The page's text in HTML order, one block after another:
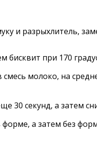
и разрыхлитель,
при 170
молоко, на
30 секунд, а затем
форме, а затем без